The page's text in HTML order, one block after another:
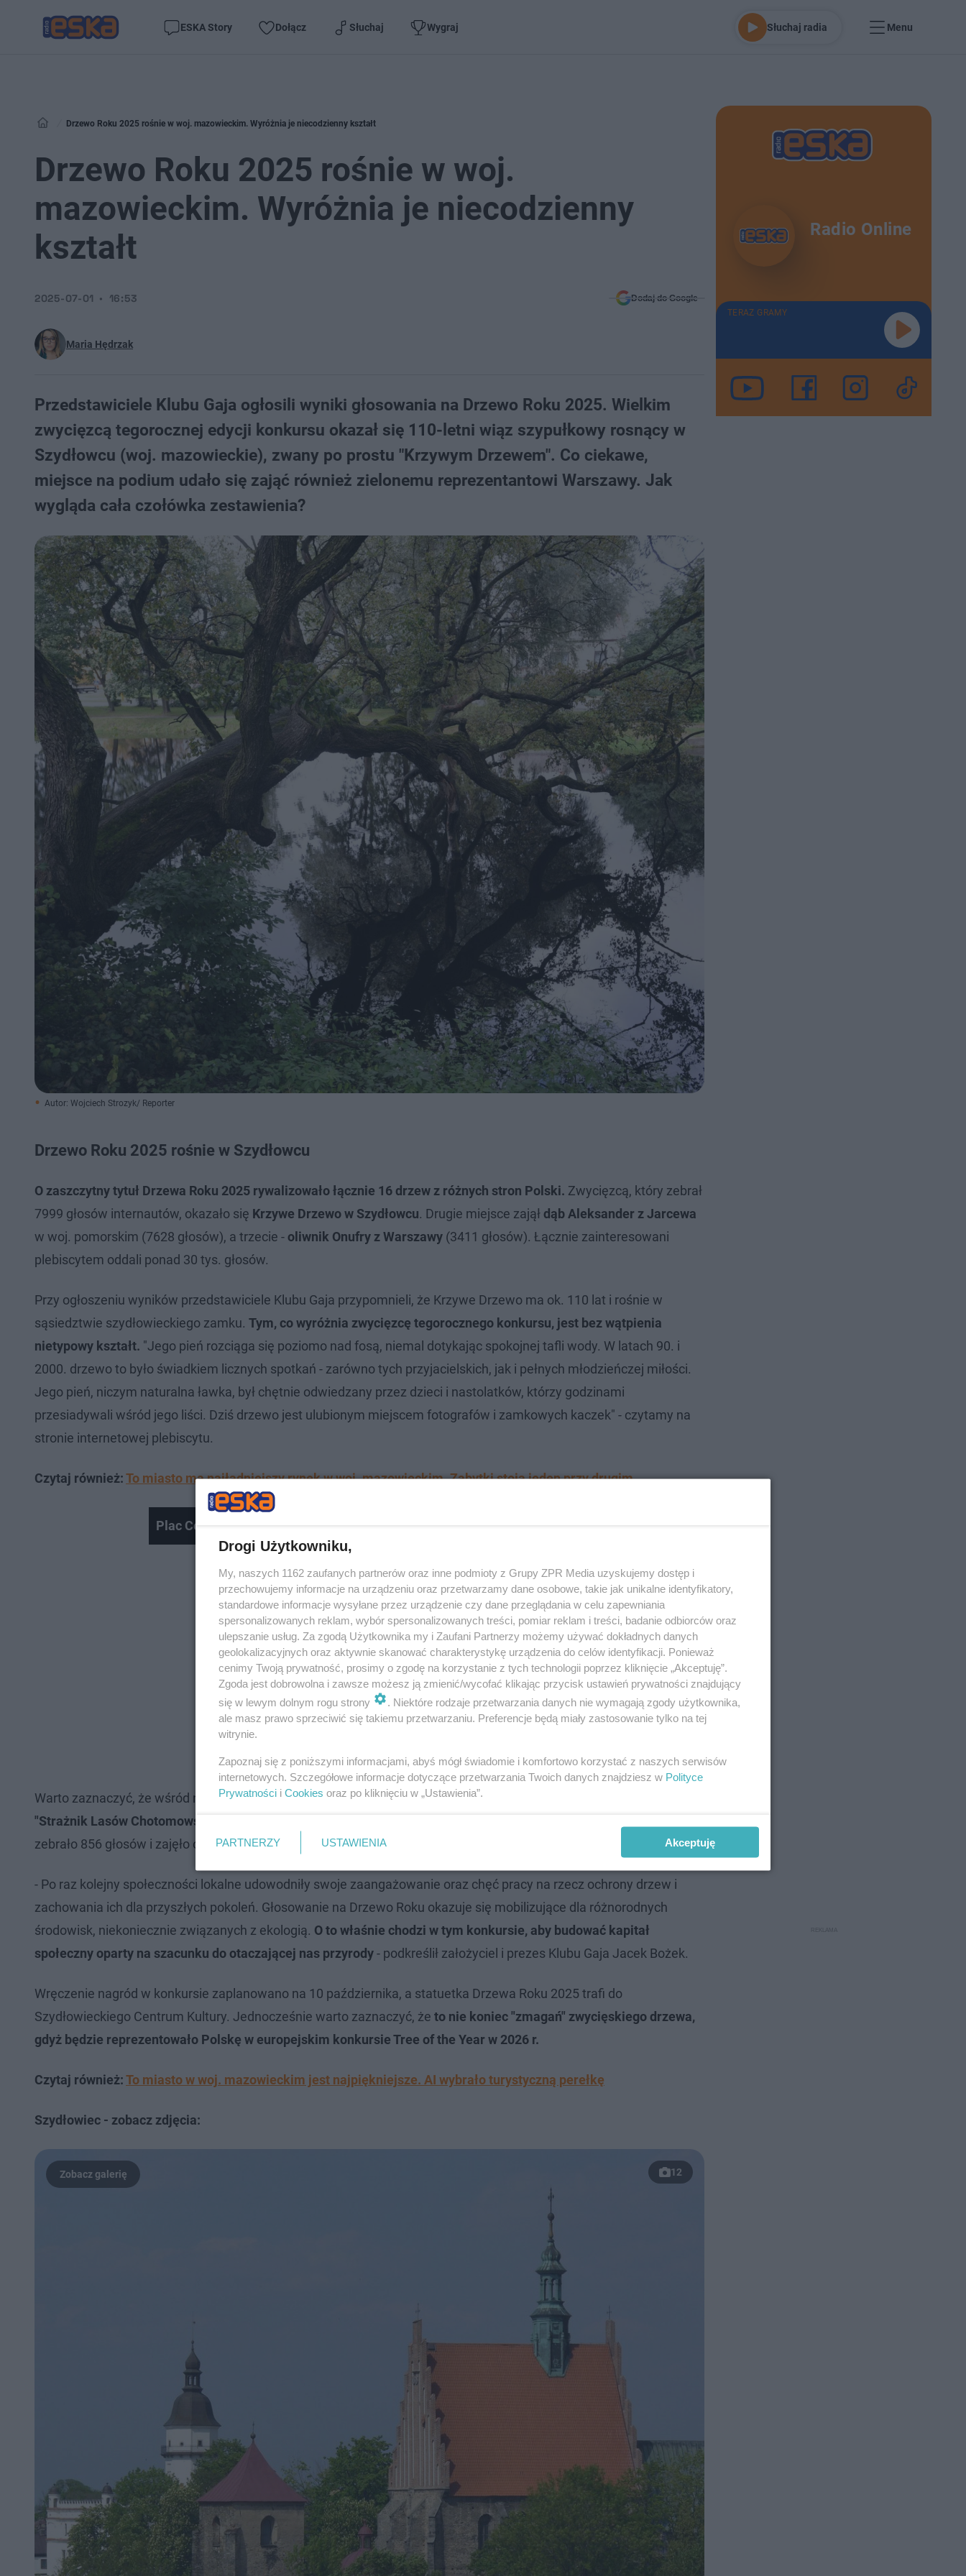
ESKA Story Dołącz Słuchaj Wygraj Słuchaj radia Menu
Drzewo Roku 2025 rośnie w woj. mazowieckim. Wyróżnia je niecodzienny kształt
Drzewo Roku 2025 rośnie w woj.
mazowieckim. Wyróżnia je niecodzienny
kształt
Maria Hędrzak
2025-07-01 16:53 Dodaj do Google
Przedstawiciele Klubu Gaja ogłosili wyniki głosowania na Drzewo Roku 2025. Wielkim
zwycięzcą tegorocznej edycji konkursu okazał się 110-letni wiąz szypułkowy rosnący w
Szydłowcu (woj. mazowieckie), zwany po prostu "Krzywym Drzewem". Co ciekawe,
miejsce na podium udało się zająć również zielonemu reprezentantowi Warszawy. Jak
wygląda cała czołówka zestawienia?
Autor: Wojciech Strozyk/ Reporter
Drzewo Roku 2025 rośnie w Szydłowcu
O zaszczytny tytuł Drzewa Roku 2025 rywalizowało łącznie 16 drzew z różnych stron Polski. Zwycięzcą, który zebrał
7999 głosów internautów, okazało się Krzywe Drzewo w Szydłowcu. Drugie miejsce zajął dąb Aleksander z Jarcewa
w woj. pomorskim (7628 głosów), a trzecie - oliwnik Onufry z Warszawy (3411 głosów). Łącznie zainteresowani
plebiscytem oddali ponad 30 tys. głosów.
Przy ogłoszeniu wyników przedstawiciele Klubu Gaja przypomnieli, że Krzywe Drzewo ma ok. 110 lat i rośnie w
sąsiedztwie szydłowieckiego zamku. Tym, co wyróżnia zwycięzcę tegorocznego konkursu, jest bez wątpienia
nietypowy kształt. "Jego pień rozciąga się poziomo nad fosą, niemal dotykając spokojnej tafli wody. W latach 90. i
2000. drzewo to było świadkiem licznych spotkań - zarówno tych przyjacielskich, jak i pełnych młodzieńczej miłości.
Jego pień, niczym naturalna ławka, był chętnie odwiedzany przez dzieci i nastolatków, którzy godzinami
przesiadywali wśród jego liści. Dziś drzewo jest ulubionym miejscem fotografów i zamkowych kaczek" - czytamy na
stronie internetowej plebiscytu.
Czytaj również:To miasto ma najładniejszy rynek w woj. mazowieckim. Zabytki stoją jeden przy drugim
Plac Centralny w Warszawie gotowy
Warto zaznaczyć, że wśród nominowanych było jeszcze jedno drzewo rosnące w woj. mazowieckim.
"Strażnik Lasów Chotomowskich" (gm. Jabłonna), który w 2024 r. został oficjalnie pomnikiem przyrody.
zebrało 856 głosów i zajęło ósme miejsce.
- Po raz kolejny społeczności lokalne udowodniły swoje zaangażowanie oraz chęć pracy na rzecz ochrony drzew i
zachowania ich dla przyszłych pokoleń. Głosowanie na Drzewo Roku okazuje się mobilizujące dla różnorodnych
środowisk, niekoniecznie związanych z ekologią. O to właśnie chodzi w tym konkursie, aby budować kapitał
społeczny oparty na szacunku do otaczającej nas przyrody- podkreślił założyciel i prezes Klubu Gaja Jacek Bożek.
Wręczenie nagród w konkursie zaplanowano na 10 października, a statuetka Drzewa Roku 2025 trafi do
Szydłowieckiego Centrum Kultury. Jednocześnie warto zaznaczyć, że to nie koniec "zmagań" zwycięskiego drzewa,
gdyż będzie reprezentowało Polskę w europejskim konkursie Tree of the Year w 2026 r.
Czytaj również:To miasto w woj. mazowieckim jest najpiękniejsze. AI wybrało turystyczną perełkę
Szydłowiec - zobacz zdjęcia:
12
Radio Online
TERAZ GRAMY
Drogi Użytkowniku,
My, naszych 1162 zaufanych partnerów oraz inne podmioty z Grupy ZPR Media uzyskujemy dostęp i
przechowujemy informacje na urządzeniu oraz przetwarzamy dane osobowe, takie jak unikalne identyfikatory,
standardowe informacje wysyłane przez urządzenie czy dane przeglądania w celu zapewniania
spersonalizowanych reklam, wybór spersonalizowanych treści, pomiar reklam i treści, badanie odbiorców oraz
ulepszanie usług. Za zgodą Użytkownika my i Zaufani Partnerzy możemy używać dokładnych danych
geolokalizacyjnych oraz aktywnie skanować charakterystykę urządzenia do celów identyfikacji. Ponieważ
cenimy Twoją prywatność, prosimy o zgodę na korzystanie z tych technologii poprzez kliknięcie „Akceptuję”.
Zgoda jest dobrowolna i zawsze możesz ją zmienić/wycofać klikając przycisk ustawień prywatności znajdujący
się w lewym dolnym rogu strony
. Niektóre rodzaje przetwarzania danych nie wymagają zgody użytkownika,
ale masz prawo sprzeciwić się takiemu przetwarzaniu. Preferencje będą miały zastosowanie tylko na tej
witrynie.
Zapoznaj się z poniższymi informacjami, abyś mógł świadomie i komfortowo korzystać z naszych serwisów
internetowych. Szczegółowe informacje dotyczące przetwarzania Twoich danych znajdziesz w Polityce
Prywatności i Cookies oraz po kliknięciu w „Ustawienia”.
PARTNERZY USTAWIENIA Akceptuję